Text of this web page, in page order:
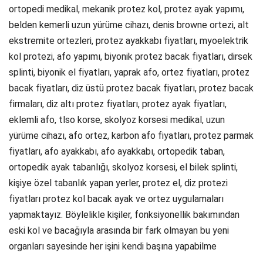
ortopedi medikal, mekanik protez kol, protez ayak yapımı,
belden kemerli uzun yürüme cihazı, denis browne ortezi, alt
ekstremite ortezleri, protez ayakkabı fiyatları, myoelektrik
kol protezi, afo yapımı, biyonik protez bacak fiyatları, dirsek
splinti, biyonik el fiyatları, yaprak afo, ortez fiyatları, protez
bacak fiyatları, diz üstü protez bacak fiyatları, protez bacak
firmaları, diz altı protez fiyatları, protez ayak fiyatları,
eklemli afo, tlso korse, skolyoz korsesi medikal, uzun
yürüme cihazı, afo ortez, karbon afo fiyatları, protez parmak
fiyatları, afo ayakkabı, afo ayakkabı, ortopedik taban,
ortopedik ayak tabanlığı, skolyoz korsesi, el bilek splinti,
kişiye özel tabanlık yapan yerler, protez el, diz protezi
fiyatları protez kol bacak ayak ve ortez uygulamaları
yapmaktayız. Böylelikle kişiler, fonksiyonellik bakımından
eski kol ve bacağıyla arasında bir fark olmayan bu yeni
organları sayesinde her işini kendi başına yapabilme